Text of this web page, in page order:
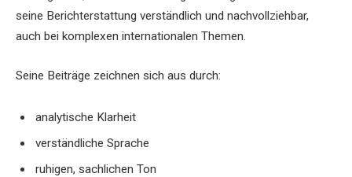
seine Berichterstattung verständlich und nachvollziehbar,
auch bei komplexen internationalen Themen.
Seine Beiträge zeichnen sich aus durch:
analytische Klarheit
verständliche Sprache
ruhigen, sachlichen Ton